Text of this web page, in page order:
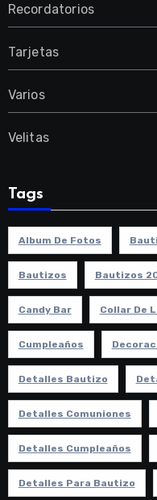
Recordatorios
Tarjetas
Varios
Velitas
Tags
Album De Fotos
Bautizos Bautizos
Candy Bar Collar De
Cumpleaños
Detalles Bautizo
Detalles Comuniones
Detalles Cumpleaños
Detalles Para Bautizo